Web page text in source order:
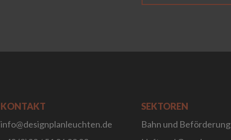
KONTAKT
info@designplanleuchten.de
SEKTOREN
Bahn und Beförderung